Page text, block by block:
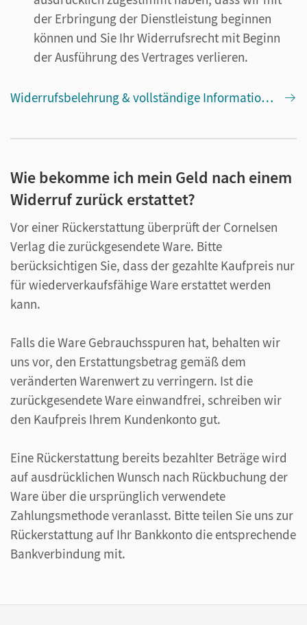
der Erbringung der Dienstleistung beginnen
können und Sie Ihr Widerrufsrecht mit Beginn
der Ausführung des Vertrages verlieren.
Widerrufsbelehrung & vollständige Informationen zum Widerrufsrecht und den Widerrufsfolgen (AGB)
Wie bekomme ich mein Geld nach einem
Widerruf zurück erstattet?
Vor einer Rückerstattung überprüft der Cornelsen
Verlag die zurückgesendete Ware. Bitte
berücksichtigen Sie, dass der gezahlte Kaufpreis nur
für wiederverkaufsfähige Ware erstattet werden
kann.
Falls die Ware Gebrauchsspuren hat, behalten wir
uns vor, den Erstattungsbetrag gemäß dem
veränderten Warenwert zu verringern. Ist die
zurückgesendete Ware einwandfrei, schreiben wir
den Kaufpreis Ihrem Kundenkonto gut.
Eine Rückerstattung bereits bezahlter Beträge wird
auf ausdrücklichen Wunsch nach Rückbuchung der
Ware über die ursprünglich verwendete
Zahlungsmethode veranlasst. Bitte teilen Sie uns zur
Rückerstattung auf Ihr Bankkonto die entsprechende
Bankverbindung mit.